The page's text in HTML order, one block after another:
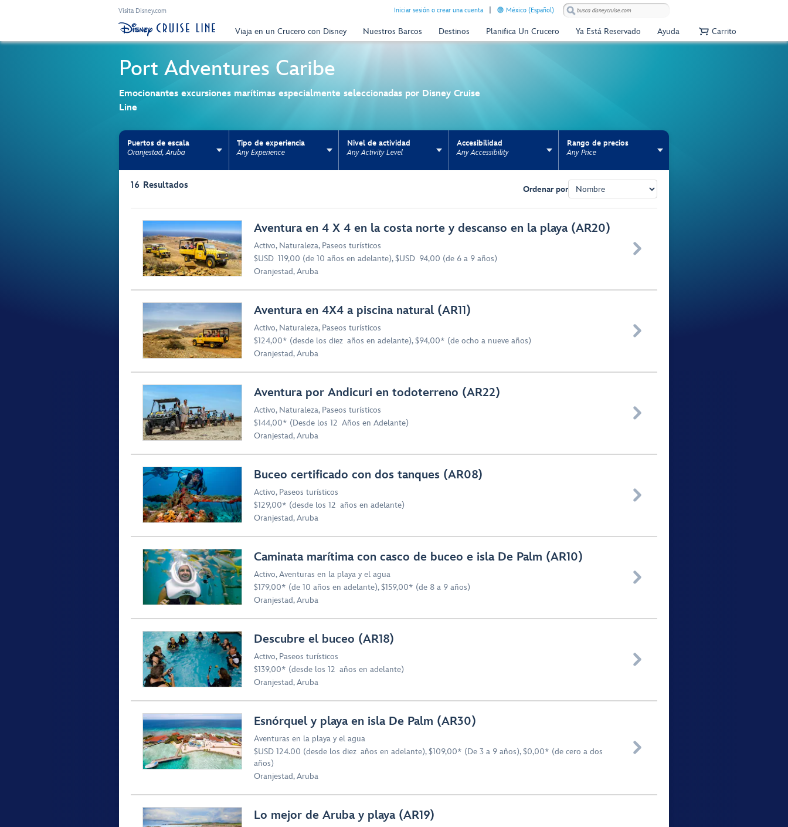
Visita Disney.com Iniciar sesión o crear una cuenta México (Español)
Viaja en un Crucero con Disney Nuestros Barcos Destinos Planifica Un Crucero Ya Está Reservado Ayuda Carrito
Port Adventures Caribe
Emocionantes excursiones marítimas especialmente seleccionadas por Disney Cruise
Line
Puertos de escala
Oranjestad, Aruba
Tipo de experiencia
Any Experience
Nivel de actividad
Any Activity Level
Accesibilidad
Any Accessibility
Rango de precios
Any Price
16 Resultados Ordenar por
Browse list
Aventura en 4 X 4 en la costa norte y descanso en la playa (AR20)
Activo, Naturaleza, Paseos turísticos
$USD 119,00 (de 10 años en adelante), $USD 94,00 (de 6 a 9 años)
Oranjestad, Aruba

Aventura en 4X4 a piscina natural (AR11)
Activo, Naturaleza, Paseos turísticos
$124,00* (desde los diez años en adelante), $94,00* (de ocho a nueve años)
Oranjestad, Aruba

Aventura por Andicuri en todoterreno (AR22)
Activo, Naturaleza, Paseos turísticos
$144,00* (Desde los 12 Años en Adelante)
Oranjestad, Aruba

Buceo certificado con dos tanques (AR08)
Activo, Paseos turísticos
$129,00* (desde los 12 años en adelante)
Oranjestad, Aruba

Caminata marítima con casco de buceo e isla De Palm (AR10)
Activo,Aventuras en la playa y el agua
$179,00* (de 10 años en adelante), $159,00* (de 8 a 9 años)
Oranjestad, Aruba

Descubre el buceo (AR18)
Activo, Paseos turísticos
$139,00* (desde los 12 años en adelante)
Oranjestad, Aruba

Esnórquel y playa en isla De Palm (AR30)
Aventuras en la playa y el agua
$USD 124.00 (desde los diez años en adelante), $109,00* (De 3 a 9 años), $0,00* (de cero a dos
años)
Oranjestad, Aruba

Lo mejor de Aruba y playa (AR19)